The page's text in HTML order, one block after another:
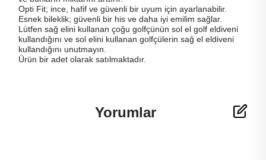
Opti Fit; ince, hafif ve güvenli bir uyum için ayarlanabilir.
Esnek bileklik; güvenli bir his ve daha iyi emilim sağlar.
Lütfen sağ elini kullanan çoğu golfçünün sol el golf eldiveni
kullandığını ve sol elini kullanan golfçülerin sağ el eldiveni
kullandığını unutmayın.
Ürün bir adet olarak satılmaktadır.
Yorumlar